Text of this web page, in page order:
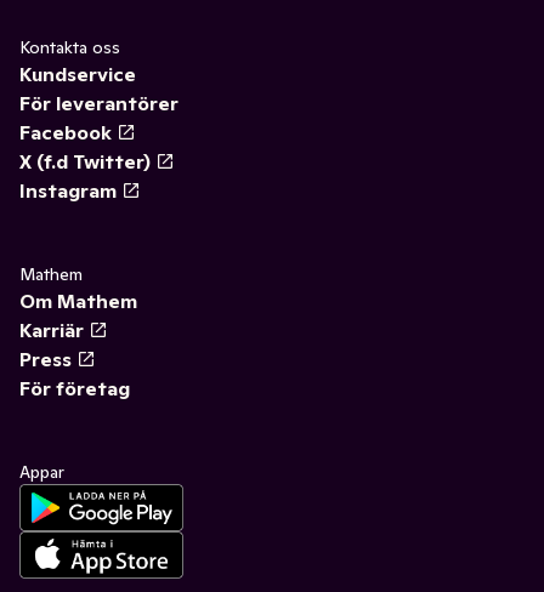
Kontakta oss
Kundservice
För leverantörer
Facebook
X (f.d Twitter)
Instagram
Mathem
Om Mathem
Karriär
Press
För företag
Appar